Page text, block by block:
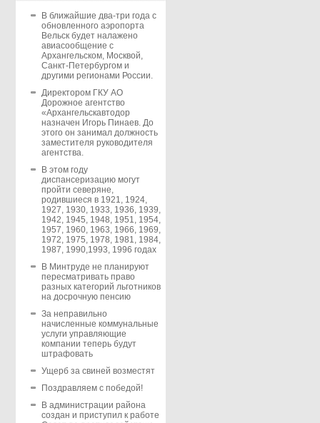
В ближайшие два-три года с
обновленного аэропорта
Вельск будет налажено
авиасообщение с
Архангельском, Москвой,
Санкт-Петербургом и
другими регионами России.
Директором ГКУ АО
Дорожное агентство
«Архангельскавтодор
назначен Игорь Пинаев. До
этого он занимал должность
заместителя руководителя
агентства.
В этом году
диспансеризацию могут
пройти северяне,
родившиеся в 1921, 1924,
1927, 1930, 1933, 1936, 1939,
1942, 1945, 1948, 1951, 1954,
1957, 1960, 1963, 1966, 1969,
1972, 1975, 1978, 1981, 1984,
1987, 1990,1993, 1996 годах
В Минтруде не планируют
пересматривать право
разных категорий льготников
на досрочную пенсию
За неправильно
начисленные коммунальные
услуги управляющие
компании теперь будут
штрафовать
Ущерб за свиней возместят
Поздравляем с победой!
В администрации района
создан и приступил к работе